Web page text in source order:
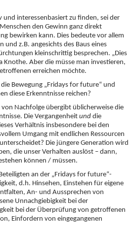
und interessenbasiert zu finden, sei der
den Gewinn ganz direkt
bewirken kann. Dies bedeute vor allem
und z.B. angesichts des Baus eines
kleinschrittig besprechen. „Dies
Knothe. Aber die müsse man investieren,
erreichen möchte.
Bewegung „Fridays for future“ und
diese Erkenntnisse reichen?
Nachfolge übergibt üblicherweise die
Die Vergangenheit und die
Verhältnis insbesondere bei den
Umgang mit endlichen Ressourcen
Die jüngere Generation wird
die unser Verhalten auslöst – dann,
können / müssen.
an der „Fridays for future“-
d.h. Hinsehen, Einstehen für eigene
An- und Aussprechen von
Unnachgiebigkeit bei der
bei der Überprüfung von getroffenen
Einfordern von eingegangenen